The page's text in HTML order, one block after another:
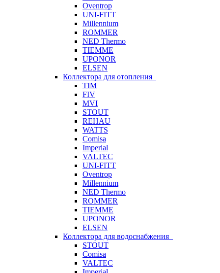
Oventrop
UNI-FITT
Millennium
ROMMER
NED Thermo
TIEMME
UPONOR
ELSEN
Коллектора для отопления
TIM
FIV
MVI
STOUT
REHAU
WATTS
Comisa
Imperial
VALTEC
UNI-FITT
Oventrop
Millennium
NED Thermo
ROMMER
TIEMME
UPONOR
ELSEN
Коллектора для водоснабжения
STOUT
Comisa
VALTEC